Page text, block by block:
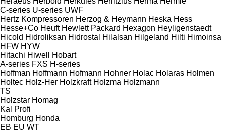
C-series U-series UWF
Hertz Kompressoren Herzog & Heymann Heska Hess
Hesse+Co Heuft Hewlett Packard Hexagon Heyligenstaedt
Hicold Hidroliksan Hidrostal Hilalsan Hilgeland Hilti Himoinsa
HFW HYW
Hitachi Hiwell
Hobart
A-series FXS H-series
Hoffman Hoffmann Hofmann Hohner Holac Holaras Holmen
Holtec Holz-Her Holzkraft Holzma Holzmann
TS
Holzstar Homag
Kal
Profi
Homburg Honda
EB EU WT